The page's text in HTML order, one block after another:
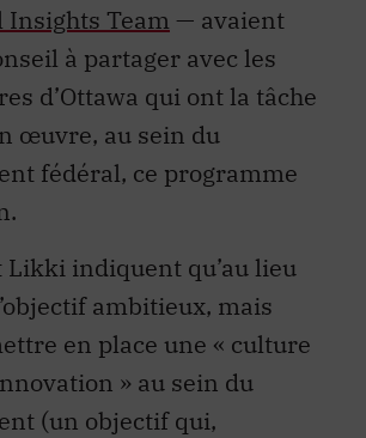
Insights Team— avaient
à partager avec les
d’Ottawa qui ont la tâche
œuvre, au sein du
fédéral, ce programme
indiquent qu’au lieu
ambitieux, mais
en place une « culture
» au sein du
(un objectif qui,